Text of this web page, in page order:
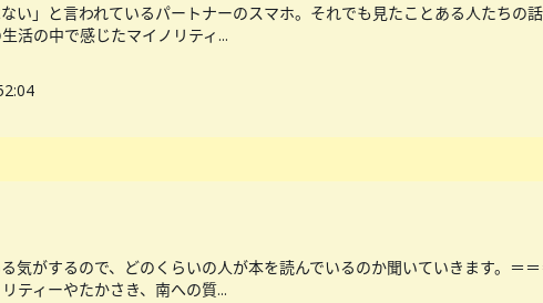
ない」と言われているパートナーのスマホ。それでも見たことある人たち
活の中で感じたマイノリティ...
気がするので、どのくらいの人が本を読んでいるのか聞いていきます。＝
ティーやたかさき、南への質...